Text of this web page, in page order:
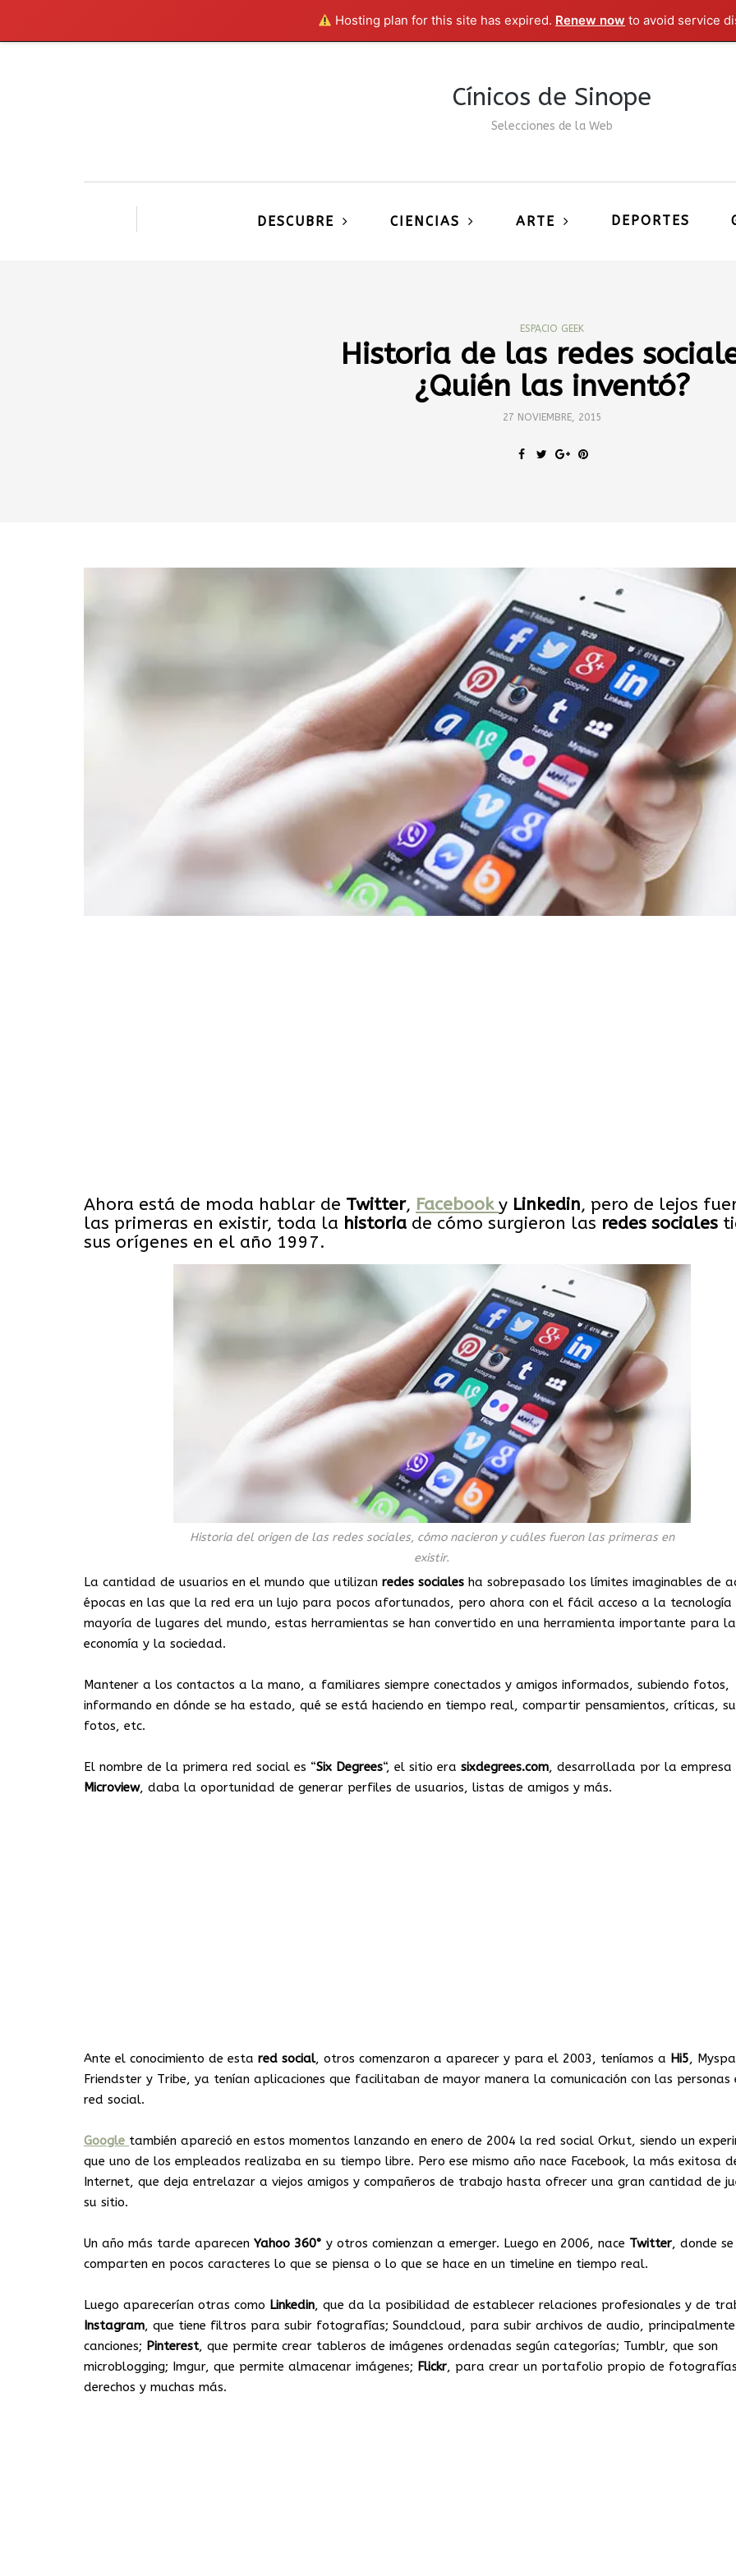
Hosting plan for this site has expired. Renew now to avoid service
Cínicos de Sinope
Selecciones de la Web
DESCUBRE CIENCIAS ARTE DEPORTES
ESPACIO GEEK
Historia de las redes
¿Quién las inventó?
27 NOVIEMBRE, 2015
Ahora está de moda hablar de Twitter, Facebook y Linkedin, pero de lejos
las primeras en existir, toda la historia de cómo surgieron las redes sociales
sus orígenes en el año 1997.
Historia del origen de las redes sociales, cómo nacieron y cuáles fueron las primeras en
existir.
La cantidad de usuarios en el mundo que utilizan redes sociales ha sobrepasado los límites imaginables de
épocas en las que la red era un lujo para pocos afortunados, pero ahora con el fácil acceso a la tecnología
mayoría de lugares del mundo, estas herramientas se han convertido en una herramienta importante para la
economía y la sociedad.
Mantener a los contactos a la mano, a familiares siempre conectados y amigos informados, subiendo fotos,
informando en dónde se ha estado, qué se está haciendo en tiempo real, compartir pensamientos, críticas,
fotos, etc.
El nombre de la primera red social es “Six Degrees“, el sitio era sixdegrees.com, desarrollada por la empresa
Microview, daba la oportunidad de generar perfiles de usuarios, listas de amigos y más.
Ante el conocimiento de esta red social, otros comenzaron a aparecer y para el 2003, teníamos a Hi5,
Friendster y Tribe, ya tenían aplicaciones que facilitaban de mayor manera la comunicación con las personas
red social.
Google también apareció en estos momentos lanzando en enero de 2004 la red social Orkut, siendo un
que uno de los empleados realizaba en su tiempo libre. Pero ese mismo año nace Facebook, la más exitosa
Internet, que deja entrelazar a viejos amigos y compañeros de trabajo hasta ofrecer una gran cantidad de
su sitio.
Un año más tarde aparecen Yahoo 360° y otros comienzan a emerger. Luego en 2006, nace Twitter, donde se
comparten en pocos caracteres lo que se piensa o lo que se hace en un timeline en tiempo real.
Luego aparecerían otras como Linkedin, que da la posibilidad de establecer relaciones profesionales y de
Instagram, que tiene filtros para subir fotografías; Soundcloud, para subir archivos de audio, principalmente
canciones; Pinterest, que permite crear tableros de imágenes ordenadas según categorías; Tumblr, que son
microblogging; Imgur, que permite almacenar imágenes; Flickr, para crear un portafolio propio de
derechos y muchas más.